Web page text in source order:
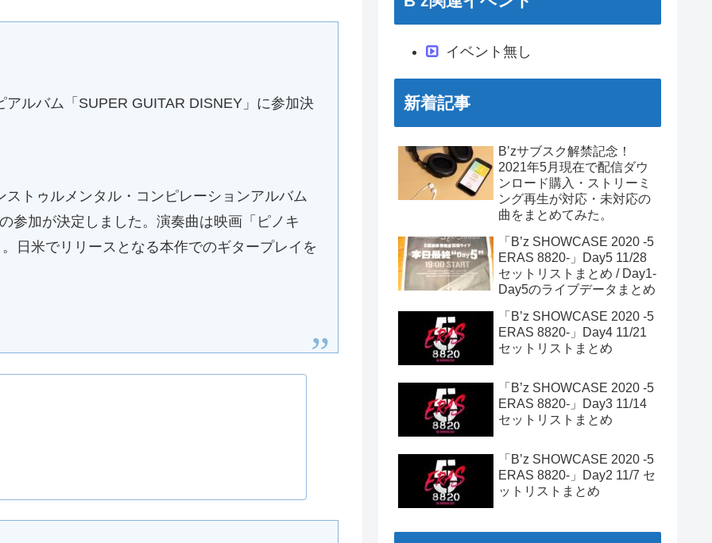
ルバム「SUPER GUITAR DISNEY」に参加決
トゥルメンタル・コンピレーションアルバム
参加が決定しました。演奏曲は映画「ピノキ
日米でリリースとなる本作でのギタープレイを
イベント無し
新着記事
B’zサブスク解禁記念！
2021年5月現在で配信ダウ
ンロード購入・ストリーミ
ング再生が対応・未対応の
曲をまとめてみた。
「B’z SHOWCASE 2020 -5
ERAS 8820-」Day5 11/28
セットリストまとめ / Day1-
Day5のライブデータまとめ
「B’z SHOWCASE 2020 -5
ERAS 8820-」Day4 11/21
セットリストまとめ
「B’z SHOWCASE 2020 -5
ERAS 8820-」Day3 11/14
セットリストまとめ
「B’z SHOWCASE 2020 -5
ERAS 8820-」Day2 11/7 セ
ットリストまとめ